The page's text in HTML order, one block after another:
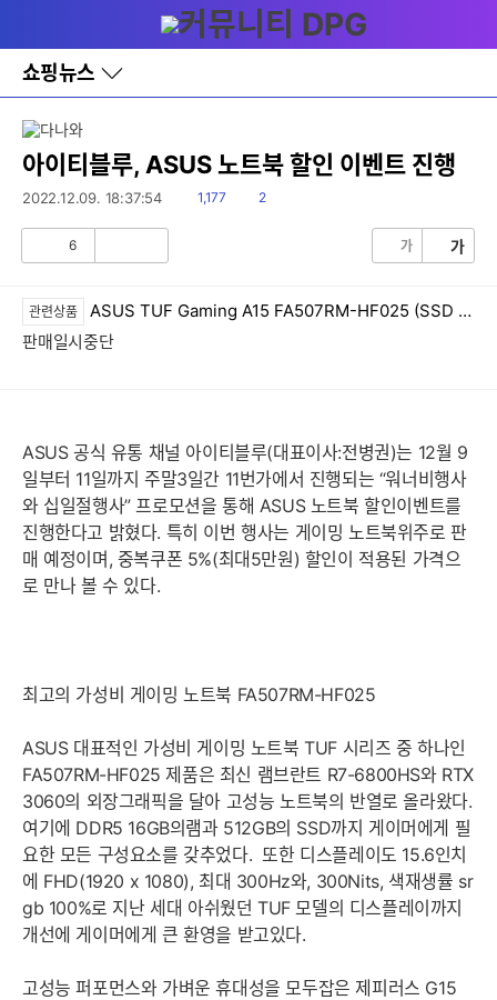
와
홈
쇼핑뉴스
바
로
레
이
어
토
아이티블루, ASUS 노트북 할인 이벤트 진행
2022.12.09. 18:37:54
읽
1,177
댓
2
6 가 가
관련상품
ASUS TUF Gaming A15 FA507RM-HF025 (SSD 2TB)
판매일시중단
ASUS 공식 유통 채널 아이티블루(대표이사:전병권)는 12월 9
일부터 11일까지 주말3일간 11번가에서 진행되는 “워너비행사
와 십일절행사” 프로모션을 통해 ASUS 노트북 할인이벤트를
진행한다고 밝혔다. 특히 이번 행사는 게이밍 노트북위주로 판
매 예정이며, 중복쿠폰 5%(최대5만원) 할인이 적용된 가격으
로 만나 볼 수 있다.
최고의 가성비 게이밍 노트북 FA507RM-HF025
ASUS 대표적인 가성비 게이밍 노트북 TUF 시리즈 중 하나인
FA507RM-HF025 제품은 최신 램브란트 R7-6800HS와 RTX
3060의 외장그래픽을 달아 고성능 노트북의 반열로 올라왔다.
여기에 DDR5 16GB의램과 512GB의 SSD까지 게이머에게 필
요한 모든 구성요소를 갖추었다. 또한 디스플레이도 15.6인치
에 FHD(1920 x 1080), 최대 300Hz와, 300Nits, 색재생률 sr
gb 100%로 지난 세대 아쉬웠던 TUF 모델의 디스플레이까지
개선에 게이머에게 큰 환영을 받고있다.
고성능 퍼포먼스와 가벼운 휴대성을 모두잡은 제피러스 G15